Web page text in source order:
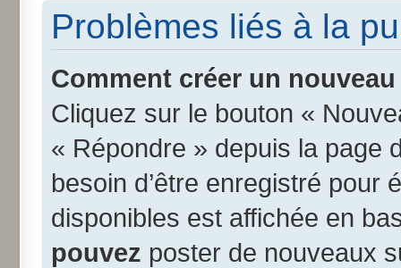
Problèmes liés à la
Comment créer un
Cliquez sur le bouton «
« Répondre » depuis la page
besoin d’être enregistré pour
disponibles est affichée en
pouvez poster de nouveaux